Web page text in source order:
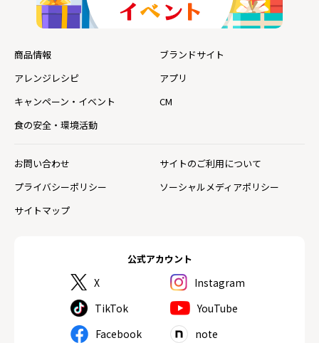
公式アカウント
X
Instagram
TikTok
YouTube
Facebook
note
商品情報
ブランドサイト
アレンジレシピ
アプリ
キャンペーン・イベント
CM
食の安全・環境活動
お問い合わせ
サイトのご利用について
プライバシーポリシー
ソーシャルメディアポリシー
サイトマップ